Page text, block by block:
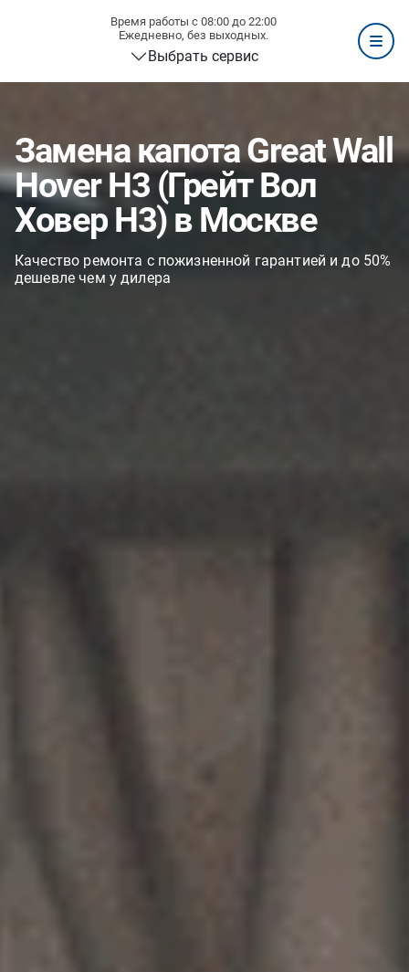
Время работы с 08:00 до 22:00
Ежедневно, без выходных.
Выбрать сервис
Замена капота Great Wall
Hover H3 (Грейт Вол
Ховер H3) в Москве
Качество ремонта с пожизненной гарантией и до 50%
дешевле чем у дилера